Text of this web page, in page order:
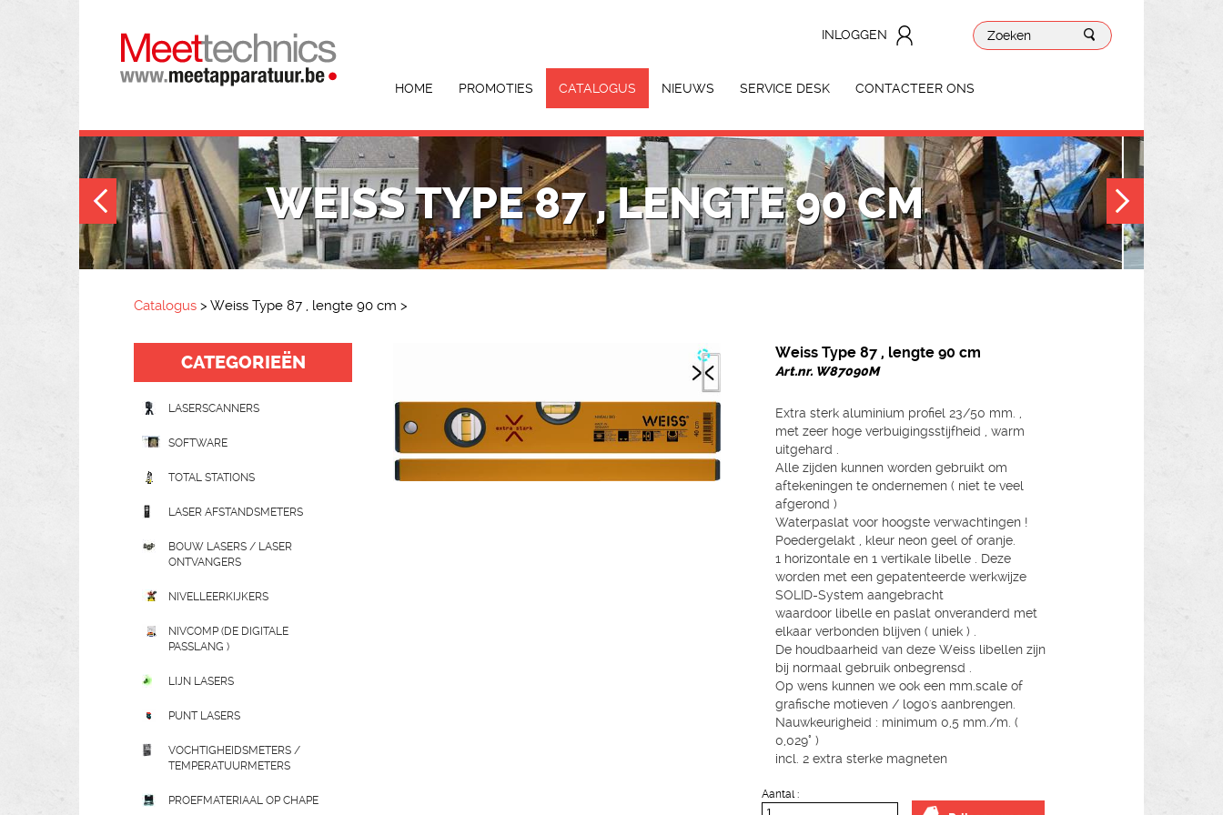
INLOGGEN
HOME PROMOTIES CATALOGUS NIEUWS SERVICE DESK CONTACTEER ONS
WEISS TYPE 87 , LENGTE 90 CM
Catalogus > Weiss Type 87 , lengte 90 cm >
CATEGORIEËN
LASERSCANNERS
SOFTWARE
TOTAL STATIONS
LASER AFSTANDSMETERS
BOUW LASERS / LASER
ONTVANGERS
NIVELLEERKIJKERS
NIVCOMP (DE DIGITALE
PASSLANG )
LIJN LASERS
PUNT LASERS
VOCHTIGHEIDSMETERS /
TEMPERATUURMETERS
PROEFMATERIAAL OP CHAPE
Weiss Type 87 , lengte 90 cm
Art.nr. W87090M
Extra sterk aluminium profiel 23/50 mm. ,
met zeer hoge verbuigingsstijfheid , warm
uitgehard .
Alle zijden kunnen worden gebruikt om
aftekeningen te ondernemen ( niet te veel
afgerond )
Waterpaslat voor hoogste verwachtingen !
Poedergelakt , kleur neon geel of oranje.
1 horizontale en 1 vertikale libelle . Deze
worden met een gepatenteerde werkwijze
SOLID-System aangebracht
waardoor libelle en paslat onveranderd met
elkaar verbonden blijven ( uniek ) .
De houdbaarheid van deze Weiss libellen zijn
bij normaal gebruik onbegrensd .
Op wens kunnen we ook een mm.scale of
grafische motieven / logo's aanbrengen.
Nauwkeurigheid : minimum 0,5 mm./m. (
0,029° )
incl. 2 extra sterke magneten
Aantal :